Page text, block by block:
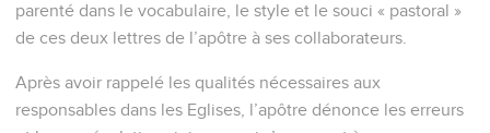
parenté dans le vocabulaire, le style et le souci « pastoral »
de ces deux lettres de l’apôtre à ses collaborateurs.
Après avoir rappelé les qualités nécessaires aux
responsables dans les Eglises, l’apôtre dénonce les erreurs